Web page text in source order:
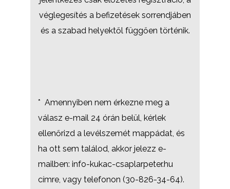
véglegesítés a befizetések sorrendjáben
és a szabad helyektől függően történik.
* Amennyiben nem érkezne meg a
válasz e-mail 24 órán belül, kérlek
ellenőrizd a levélszemét mappádat, és
ha ott sem találod, akkor jelezz e-
mailben: info-kukac-csaplarpeter.hu
címre, vagy telefonon (30-826-34-64).